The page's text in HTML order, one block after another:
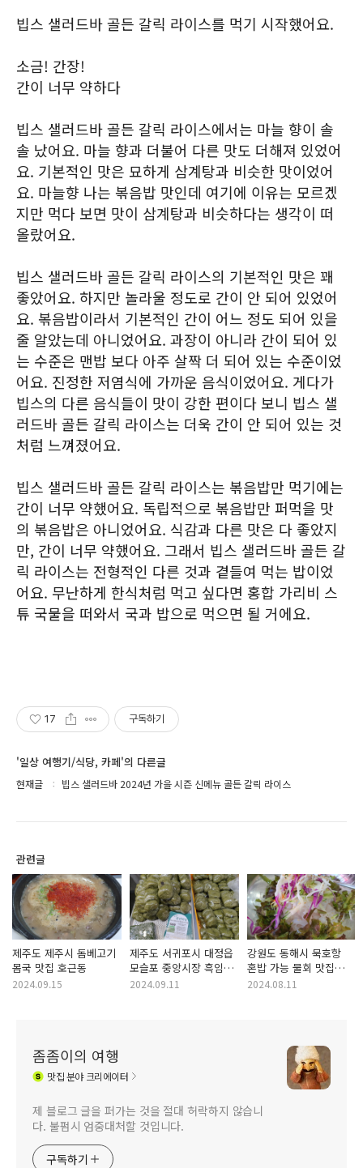
빕스 샐러드바 골든 갈릭 라이스를 먹기 시작했어요.
소금! 간장!
간이 너무 약하다
빕스 샐러드바 골든 갈릭 라이스에서는 마늘 향이 솔
솔 났어요. 마늘 향과 더불어 다른 맛도 더해져 있었어
요. 기본적인 맛은 묘하게 삼계탕과 비슷한 맛이었어
요. 마늘향 나는 볶음밥 맛인데 여기에 이유는 모르겠
지만 먹다 보면 맛이 삼계탕과 비슷하다는 생각이 떠
올랐어요.
빕스 샐러드바 골든 갈릭 라이스의 기본적인 맛은 꽤
좋았어요. 하지만 놀라울 정도로 간이 안 되어 있었어
요. 볶음밥이라서 기본적인 간이 어느 정도 되어 있을
줄 알았는데 아니었어요. 과장이 아니라 간이 되어 있
는 수준은 맨밥 보다 아주 살짝 더 되어 있는 수준이었
어요. 진정한 저염식에 가까운 음식이었어요. 게다가
빕스의 다른 음식들이 맛이 강한 편이다 보니 빕스 샐
러드바 골든 갈릭 라이스는 더욱 간이 안 되어 있는 것
처럼 느껴졌어요.
빕스 샐러드바 골든 갈릭 라이스는 볶음밥만 먹기에는
간이 너무 약했어요. 독립적으로 볶음밥만 퍼먹을 맛
의 볶음밥은 아니었어요. 식감과 다른 맛은 다 좋았지
만, 간이 너무 약했어요. 그래서 빕스 샐러드바 골든 갈
릭 라이스는 전형적인 다른 것과 곁들여 먹는 밥이었
어요. 무난하게 한식처럼 먹고 싶다면 홍합 가리비 스
튜 국물을 떠와서 국과 밥으로 먹으면 될 거에요.
17 구독하기
'일상 여행기/식당, 카페'의 다른글
현재글 빕스 샐러드바 2024년 가을 시즌 신메뉴 골든 갈릭 라이스
관련글
제주도 제주시 돔베고기
몸국 맛집 호근동
2024.09.15
제주도 서귀포시 대정읍
모슬포 중앙시장 흑임자
쑥찐빵 맛집 풍년떡집
2024.09.11
강원도 동해시 묵호항
혼밥 가능 물회 맛집
부흥횟집
2024.08.11
좀좀이의 여행
맛집분야 크리에이터
제 블로그 글을 퍼가는 것을 절대 허락하지 않습니
다. 불펌시 엄중대처할 것입니다.
구독하기